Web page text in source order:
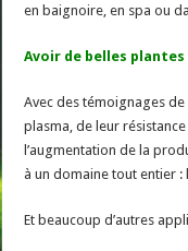
en baignoire, en spa ou
Avoir de belles plantes
Avec des témoignages de
plasma, de leur
l’augmentation de la
à un domaine tout entier :
Et beaucoup d’autres